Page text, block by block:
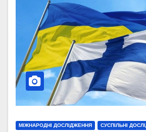
МІЖНАРОДНІ ДОСЛІДЖЕННЯ СУСПІЛЬНІ